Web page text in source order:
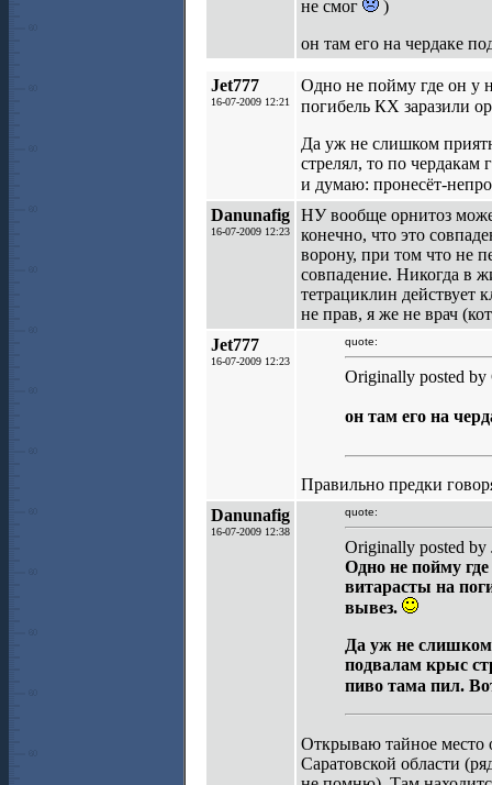
не смог
)
он там его на чердаке
Jet777
16-07-2009 12:21
Одно не пойму где он у
погибель КХ заразили
Да уж не слишком
стрелял, то по
и думаю: пронесёт-
Danunafig
16-07-2009 12:23
НУ вообще орнитоз
конечно, что это
ворону, при том что не
совпадение. Никогда в
тетрациклин действует
не прав, я же не врач
Jet777
16-07-2009 12:23
quote:
Originally posted by
он там его на
Правильно предки
Danunafig
16-07-2009 12:38
quote:
Originally posted by
Одно не пойму
витарасты на
вывез.
Да уж не
подвалам крыс
пиво тама пил.
Открываю тайное
Саратовской области